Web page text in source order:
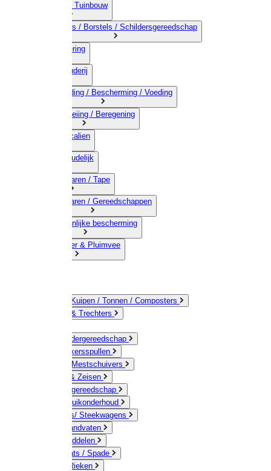
01) Land-& Tuinbouw
02) Bezems / Borstels / Schildersgereedschap
03) Afrastering
04) Veehouderij
05) Bestrijding / Bescherming / Voeding
06) Besproeiing / Beregening
07) Chemicalien
08) Huishoudelijk
09) Touwwaren / Tape
10) IJzerwaren / Gereedschappen
11) Persoonlijke bescherming
12) Kleindier & Pluimvee
Emmers / Kuipen / Tonnen / Composters
Jerrycans & Trechters
Hand-/ Kindergereedschap
Stratenmakersspullen
Sneeuw- / Mestschuivers
Baggeren & Zeisen
Elektrisch gereedschap
Boom / Struikonderhoud
Kruiwagens/ Steekwagens
Stelen / Handvaten
Tuinhulpmiddelen
Schop / Bats / Spade
Vorken & Rieken